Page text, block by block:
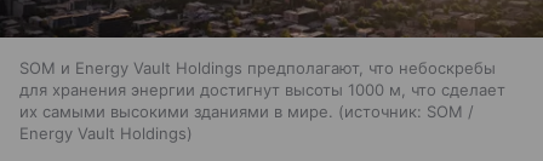
SOM и Energy Vault Holdings предполагают, что небоскребы
для хранения энергии достигнут высоты 1000 м, что сделает
их самыми высокими зданиями в мире.
источник: SOM /
Energy Vault Holdings